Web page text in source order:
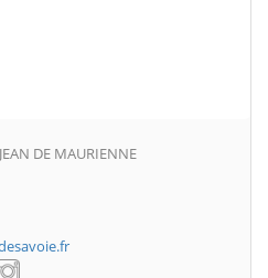
DE MAURIENNE